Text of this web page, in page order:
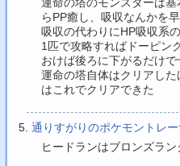
運命の塔のモンスターは
らPP癒し、吸収なんかを
吸収の代わりにHP吸収系
1匹で攻略すればドーピン
おけば後ろに下がるだけ
運命の塔自体はクリアし
はこれでクリアできた
通りすがりのポケモントレ
ヒードランはブロンズラ